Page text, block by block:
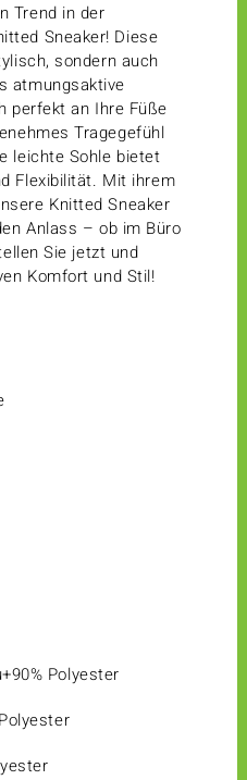
Trend in der
Sneaker! Diese
sondern auch
atmungsaktive
perfekt an Ihre Füße
Tragegefühl
leichte Sohle bietet
Flexibilität. Mit ihrem
Knitted Sneaker
Anlass – ob im Büro
Sie jetzt und
Komfort und Stil!
Polyester